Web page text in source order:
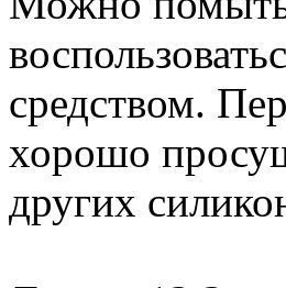
средством.
хорошо
других